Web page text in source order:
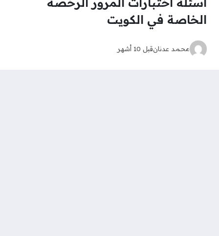
الخاصة في الكويت
محمد عدنانقبل 10 أشهر